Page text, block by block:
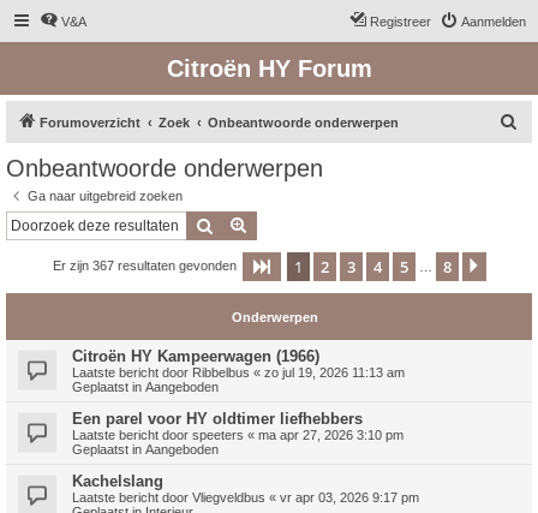
V&A Aanmelden
Registreer
Citroën HY Forum
Forumoverzicht Zoek Onbeantwoorde onderwerpen
Onbeantwoorde onderwerpen
Ga naar uitgebreid zoeken
Zoek
Er zijn 367 resultaten gevonden Pagina van 8
1 2 3 4 5 8
Onderwerpen
Citroën HY Kampeerwagen (1966)
Laatste bericht door Ribbelbus « zo jul 19, 2026 11:13 am
Geplaatst in Aangeboden
Een parel voor HY oldtimer liefhebbers
Laatste bericht door speeters « ma apr 27, 2026 3:10 pm
Geplaatst in Aangeboden
Kachelslang
Laatste bericht door Vliegveldbus « vr apr 03, 2026 9:17 pm